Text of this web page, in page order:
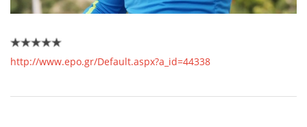
http://www.epo.gr/Default.aspx?a_id=44338